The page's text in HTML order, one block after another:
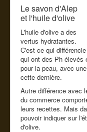
Le savon d'Alep
et l'huile d'olive
L'huile d'olive a des
vertus hydratantes.
C'est ce qui
qui ont des Ph élevés
pour la peau, avec
cette dernière.
Autre différence avec
du commerce
leurs recettes. Mais
pouvoir indiquer sur
d'olive.